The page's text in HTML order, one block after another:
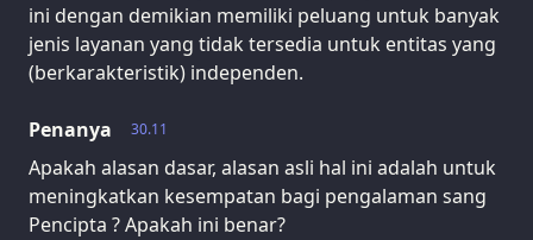
ini dengan demikian memiliki peluang untuk banyak
jenis layanan yang tidak tersedia untuk entitas yang
(berkarakteristik) independen.
30.11
Penanya
Apakah alasan dasar, alasan asli hal ini adalah untuk
meningkatkan kesempatan bagi pengalaman sang
Pencipta ? Apakah ini benar?